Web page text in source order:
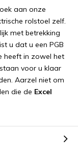
aan onze
rolstoel zelf.
met betrekking
u dat u een PGB
heeft in zowel het
voor u klaar
Aarzel niet om
die de Excel